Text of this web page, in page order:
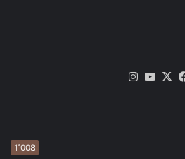
فيسبوك
‫X
‫YouTube
1٬008